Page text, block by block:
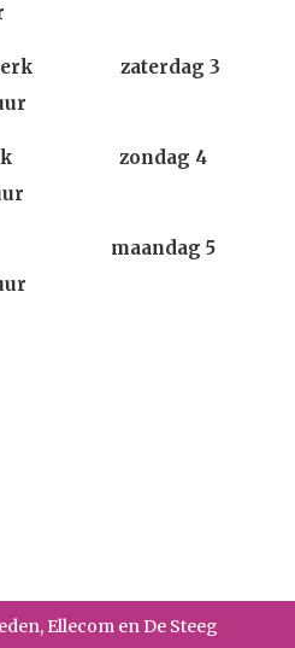
zaterdag 3
zondag 4
maandag 5
Ellecom en De Steeg